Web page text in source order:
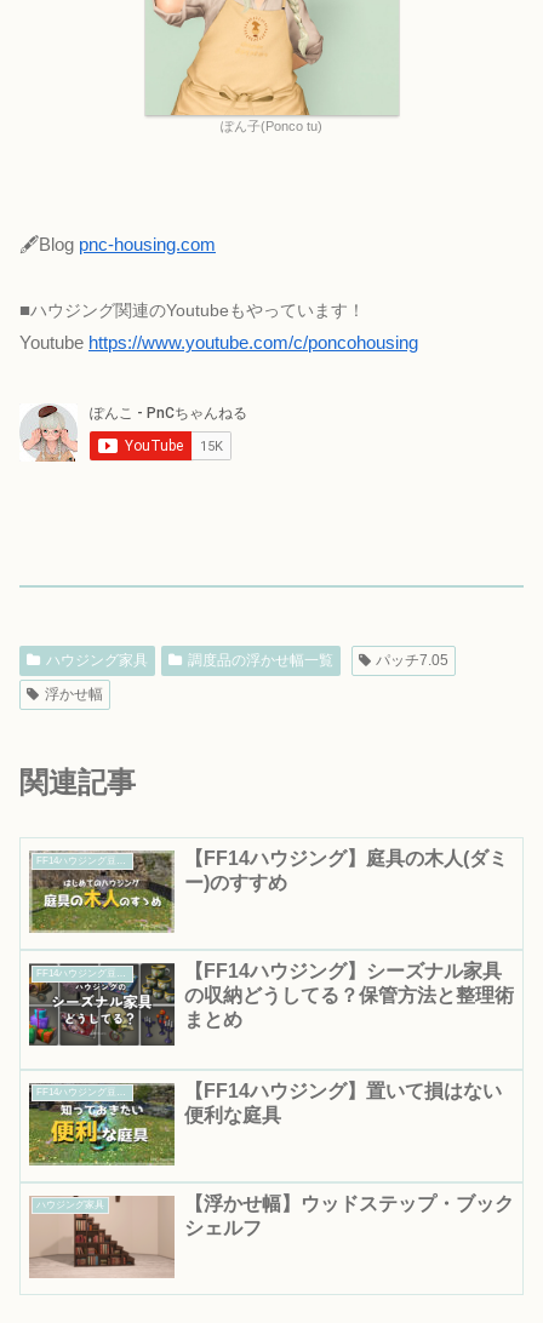
ぽん子(Ponco tu)
🖋Blog pnc-housing.com
■ハウジング関連のYoutubeもやっています！
Youtube https://www.youtube.com/c/poncohousing
ハウジング家具 調度品の浮かせ幅一覧
パッチ7.05
浮かせ幅
関連記事
FF14ハウジング豆知識｜知って得する便利情報まとめ
【FF14ハウジング】庭具の木人(ダミ
ー)のすすめ
FF14ハウジング豆知識｜知って得する便利情報まとめ
【FF14ハウジング】シーズナル家具
の収納どうしてる？保管方法と整理術
まとめ
FF14ハウジング豆知識｜知って得する便利情報まとめ
【FF14ハウジング】置いて損はない
便利な庭具
ハウジング家具
【浮かせ幅】ウッドステップ・ブック
シェルフ